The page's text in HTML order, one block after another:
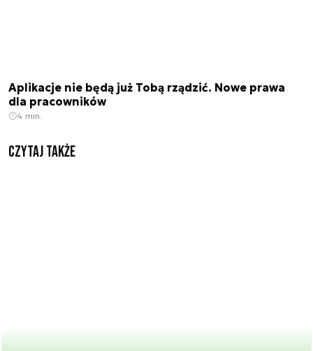
Aplikacje nie będą już Tobą rządzić. Nowe prawa
dla pracowników
4 min.
Czytaj także